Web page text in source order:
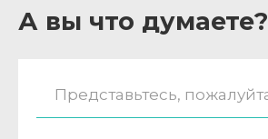
А вы что думаете?